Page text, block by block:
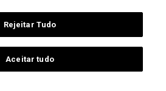
Rejeitar Tudo
Aceitar tudo